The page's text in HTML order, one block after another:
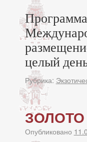
целый
Рубрика:
ЗОЛОТО
Опубликовано